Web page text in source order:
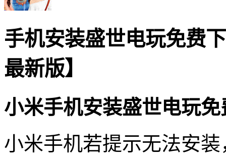
手机安装盛世电玩免费
最新版】
小米手机安装盛世电玩免
小米手机若提示无法安